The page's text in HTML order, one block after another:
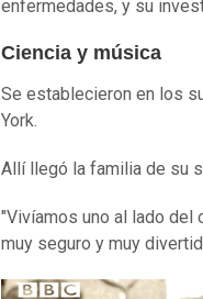
enfermedades, y su
Ciencia y música
Se establecieron en los
York.
Allí llegó la familia de su
"Vivíamos uno al lado del
muy seguro y muy